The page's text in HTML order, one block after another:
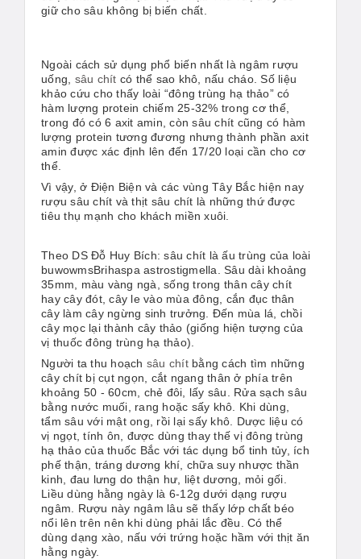
giữ cho sâu không bị biến chất.
Ngoài cách sử dụng phổ biến nhất là ngâm rượu
uống, sâu chít có thể sao khô, nấu cháo. Số liệu
khảo cứu cho thấy loài “đông trùng hạ thảo” có
hàm lượng protein chiếm 25-32% trong cơ thể,
trong đó có 6 axit amin, còn sâu chít cũng có hàm
lượng protein tương đương nhưng thành phần axit
amin được xác định lên đến 17/20 loại cần cho cơ
thể.
Vì vậy, ở Điện Biện và các vùng Tây Bắc hiện nay
rượu sâu chít và thịt sâu chít là những thứ được
tiêu thụ mạnh cho khách miền xuôi.
Theo DS Đỗ Huy Bích: sâu chít là ấu trùng của loài
buwowmsBrihaspa astrostigmella. Sâu dài khoảng
35mm, màu vàng ngà, sống trong thân cây chít
hay cây đót, cây le vào mùa đông, cắn đục thân
cây làm cây ngừng sinh trưởng. Đến mùa lá, chồi
cây mọc lại thành cây thảo (giống hiện tượng của
vị thuốc đông trùng hạ thảo).
Người ta thu hoạch sâu chítbằng cách tìm những
cây chít bị cụt ngọn, cắt ngang thân ở phía trên
khoảng 50 - 60cm, chẻ đôi, lấy sâu. Rửa sạch sâu
bằng nước muối, rang hoặc sấy khô. Khi dùng,
tẩm sâu với mật ong, rồi lại sấy khô. Dược liệu có
vị ngọt, tính ôn, được dùng thay thế vị đông trùng
hạ thảo của thuốc Bắc với tác dụng bổ tinh tủy, ích
phế thận, tráng dương khí, chữa suy nhược thần
kinh, đau lưng do thận hư, liệt dương, mỏi gối.
Liều dùng hằng ngày là 6-12g dưới dạng rượu
ngâm. Rượu này ngâm lâu sẽ thấy lớp chất béo
nổi lên trên nên khi dùng phải lắc đều. Có thể
dùng dạng xào, nấu với trứng hoặc hầm với thịt ăn
hằng ngày.